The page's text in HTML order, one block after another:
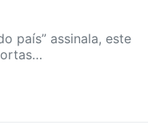
país” assinala, este